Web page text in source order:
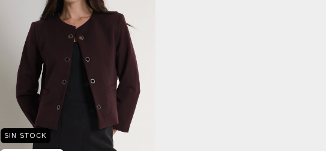
SIN STOCK